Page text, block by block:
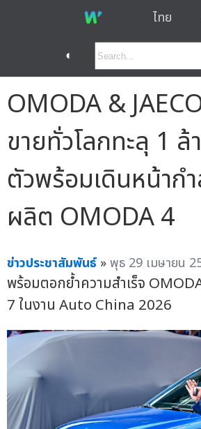
ไทย
◐
OMODA &
ขายทั่วโลกทะลุ 1
ตัวพร้อมเดินหน้าก
ผลิต OMODA 4
ข่าวประชาสัมพันธ์ »พุธ 29 เมษายน
พร้อมตอกย้ำความสำเร็จ
7 ในงาน Auto China 2026